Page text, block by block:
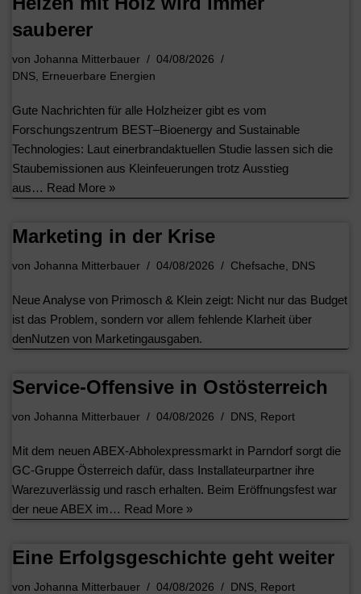
sauberer
von Johanna Mitterbauer
04/08/2026
DNS, Erneuerbare Energien
Gute Nachrichten für alle Holzheizer gibt es vom
Forschungszentrum BEST–Bioenergy and Sustainable
Technologies: Laut einerbrandaktuellen Studie lassen sich die
Staubemissionen aus Kleinfeuerungen trotz Ausstieg
aus… Read More »
Marketing in der Krise
von Johanna Mitterbauer 04/08/2026 Chefsache, DNS
Neue Analyse von Primosch & Klein zeigt: Nicht nur das Budget
ist das Problem, sondern vor allem fehlende Klarheit über
denNutzen von Marketingausgaben.
Service-Offensive in Ostösterreich
von Johanna Mitterbauer 04/08/2026 DNS, Report
Mit dem neuen ABEX-Abholexpressmarkt in Parndorf sorgt die
GC-Gruppe Österreich dafür, dass Installateurpartner ihre
Warezuverlässig und rasch erhalten. Beim Eröffnungsfest war
der neue ABEX im… Read More »
Eine Erfolgsgeschichte geht weiter
von Johanna Mitterbauer 04/08/2026 DNS, Report